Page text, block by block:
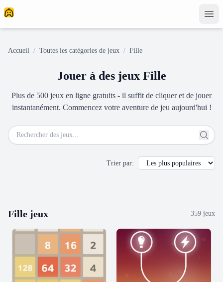
Accueil / Toutes les catégories de jeux / Fille
Jouer à des jeux Fille
Plus de 500 jeux en ligne gratuits - il suffit de cliquer et de jouer
instantanément. Commencez votre aventure de jeu aujourd'hui !
Trier par:
Fille jeux 359 jeux